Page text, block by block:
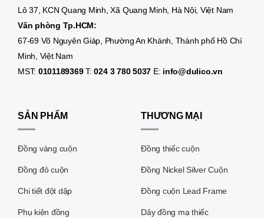
Lô 37, KCN Quang Minh, Xã Quang Minh, Hà Nội, Việt Nam
Văn phòng Tp.HCM:
67-69 Võ Nguyên Giáp, Phường An Khánh, Thành phố Hồ Chí
Minh, Việt Nam
MST: 0101189369T:024 3 780 5037 E: info@dulico.vn
SẢN PHẨM
Đồng vàng cuộn
Đồng đỏ cuộn
Chi tiết đột dập
Phụ kiện đồng
THƯƠNG MẠI
Đồng thiếc cuộn
Đồng Nickel Silver Cuộn
Đồng cuộn Lead Frame
Dây đồng mạ thiếc